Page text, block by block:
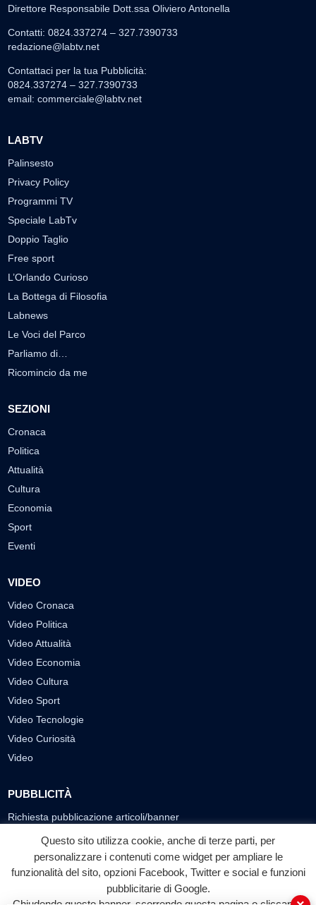
Direttore Responsabile Dott.ssa Oliviero Antonella
Contatti: 0824.337274 – 327.7390733
redazione@labtv.net
Contattaci per la tua Pubblicità:
0824.337274 – 327.7390733
email: commerciale@labtv.net
LABTV
Palinsesto
Privacy Policy
Programmi TV
Speciale LabTv
Doppio Taglio
Free sport
L’Orlando Curioso
La Bottega di Filosofia
Labnews
Le Voci del Parco
Parliamo di…
Ricomincio da me
SEZIONI
Cronaca
Politica
Attualità
Cultura
Economia
Sport
Eventi
VIDEO
Video Cronaca
Video Politica
Video Attualità
Video Economia
Video Cultura
Video Sport
Video Tecnologie
Video Curiosità
Video
PUBBLICITÀ
Richiesta pubblicazione articoli/banner
SEGUICI SUI SOCIAL
f
Facebook
◎ ▶
YouTube
Questo sito utilizza cookie, anche di terze parti, per
personalizzare i contenuti come widget per ampliare le
funzionalità del sito, opzioni Facebook, Twitter e social e funzioni
pubblicitarie di Google.